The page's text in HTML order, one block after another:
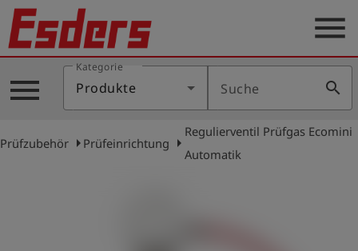
Produkte
Wissen
Support
menu
menu
Kategorie
Produkte Suche search
Prüfzubehör arrow_rightPrüfeinrichtung arrow_right
Regulierventil Prüfgas Ecomini
Automatik